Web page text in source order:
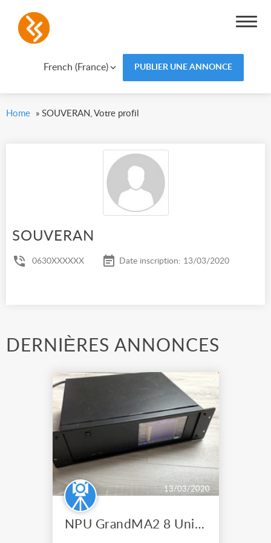
French (France) PUBLIER UNE ANNONCE
Home » SOUVERAN, Votre profil
SOUVERAN
0630XXXXXX Date inscription: 13/03/2020
DERNIÈRES ANNONCES
13/03/2020
NPU GrandMA2 8 Univers